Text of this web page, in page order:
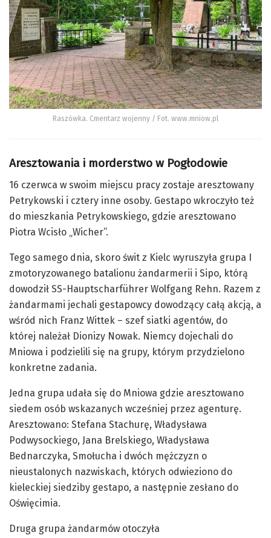
Raszówka. Cmentarz wojenny / Fot. www.mniow.pl
Aresztowania i morderstwo w Pogłodowie
16 czerwca w swoim miejscu pracy zostaje aresztowany
Petrykowski i cztery inne osoby. Gestapo wkroczyło też
do mieszkania Petrykowskiego, gdzie aresztowano
Piotra Wcisło „Wicher”.
Tego samego dnia, skoro świt z Kielc wyruszyła grupa I
zmotoryzowanego batalionu żandarmerii i Sipo, którą
dowodził SS-Hauptscharführer Wolfgang Rehn. Razem z
żandarmami jechali gestapowcy dowodzący całą akcją, a
wśród nich Franz Wittek – szef siatki agentów, do
której należał Dionizy Nowak. Niemcy dojechali do
Mniowa i podzielili się na grupy, którym przydzielono
konkretne zadania.
Jedna grupa udała się do Mniowa gdzie aresztowano
siedem osób wskazanych wcześniej przez agenturę.
Aresztowano: Stefana Stachurę, Władysława
Podwysockiego, Jana Brelskiego, Władysława
Bednarczyka, Smołucha i dwóch mężczyzn o
nieustalonych nazwiskach, których odwieziono do
kieleckiej siedziby gestapo, a następnie zesłano do
Oświęcimia.
Druga grupa żandarmów otoczyła